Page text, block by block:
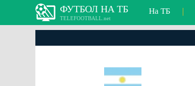
ФУТБОЛ НА ТБ
TELEFOOTBALL.net
На ТБ |